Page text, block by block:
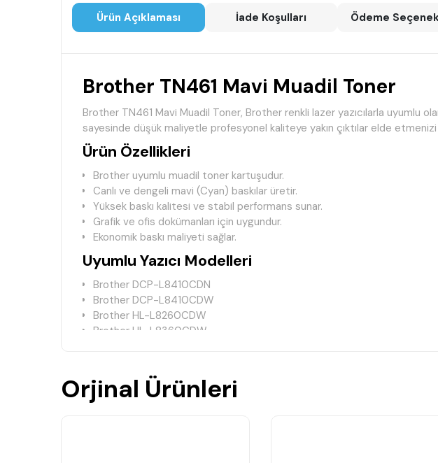
Ürün Açıklaması İade Koşulları Ödeme
Brother TN461 Mavi Muadil Toner
Brother TN461 Mavi Muadil Toner, Brother renkli lazer yazıcılarla uyumlu
sayesinde düşük maliyetle profesyonel kaliteye yakın çıktılar elde etmenizi
Ürün Özellikleri
Brother uyumlu muadil toner kartuşudur.
Canlı ve dengeli mavi (Cyan) baskılar üretir.
Yüksek baskı kalitesi ve stabil performans sunar.
Grafik ve ofis dokümanları için uygundur.
Ekonomik baskı maliyeti sağlar.
Uyumlu Yazıcı Modelleri
Brother DCP-L8410CDN
Brother DCP-L8410CDW
Brother HL-L8260CDW
Brother HL-L8360CDW
Teknik Bilgiler
Orjinal Ürünleri